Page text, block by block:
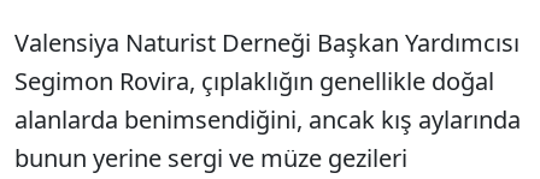
Valensiya Naturist Derneği Başkan Yardımcısı
Segimon Rovira, çıplaklığın genellikle doğal
alanlarda benimsendiğini, ancak kış aylarında
bunun yerine sergi ve müze gezileri